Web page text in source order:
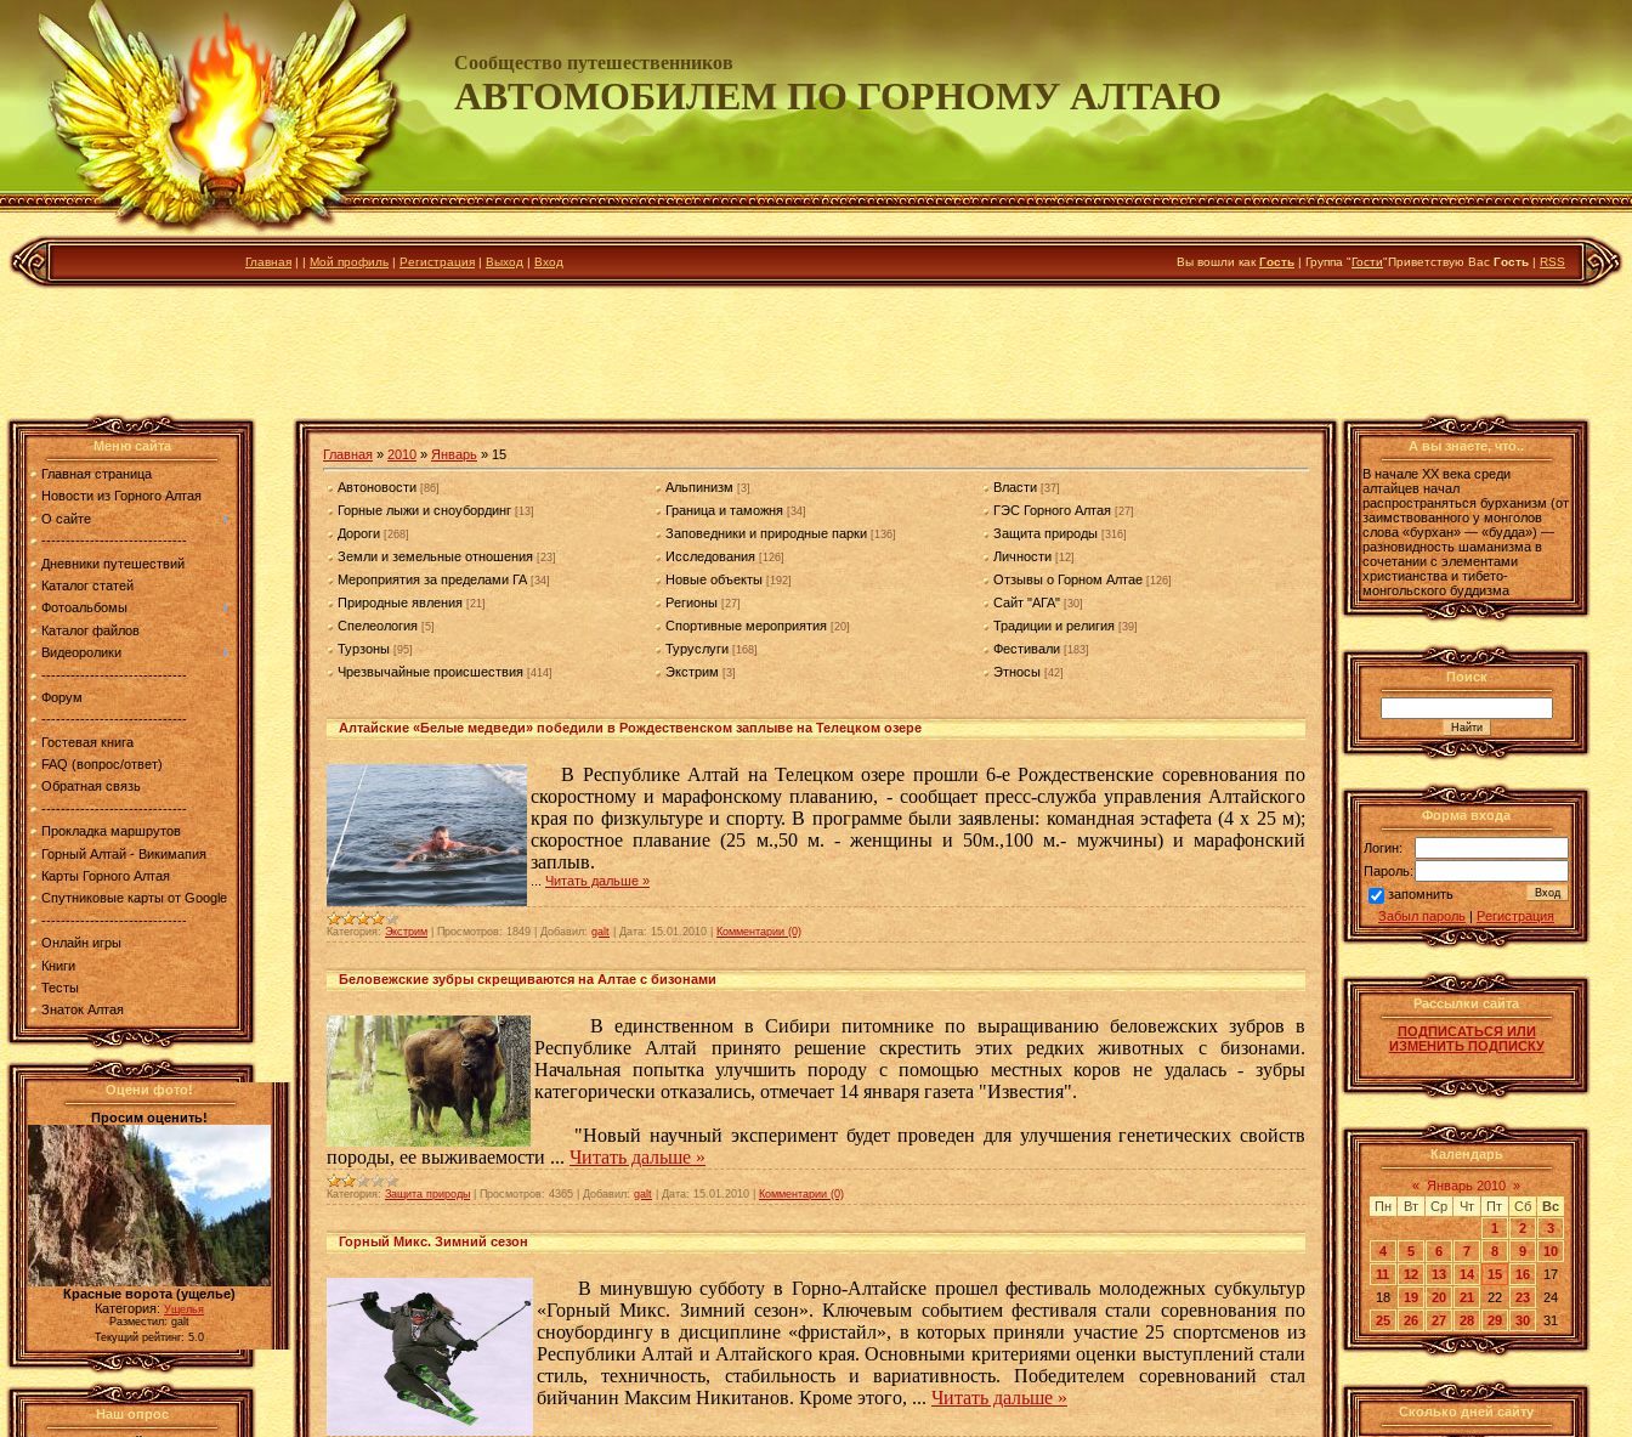
Сообщество путешественников
АВТОМОБИЛЕМ ПО ГОРНОМУ АЛТАЮ
Главная | | Мой профиль | Регистрация | Выход | Вход Вы вошли как Гость | Группа "Гости"Приветствую Вас Гость | RSS
Меню сайта
Главная страница
Новости из Горного Алтая
О сайте
------------------------------
Дневники путешествий
Каталог статей
Фотоальбомы
Каталог файлов
Видеоролики
------------------------------
Форум
------------------------------
Гостевая книга
FAQ (вопрос/ответ)
Обратная связь
------------------------------
Прокладка маршрутов
Горный Алтай - Викимапия
Карты Горного Алтая
Спутниковые карты от Google
------------------------------
Онлайн игры
Книги
Тесты
Знаток Алтая
Оцени фото!
Просим оценить!
Красные ворота (ущелье)
Категория: Ущелья
Разместил: galt
Текущий рейтинг: 5.0
Наш опрос
Главная » 2010 » Январь » 15
Автоновости [86] Альпинизм [3] Власти [37]
Горные лыжи и сноубординг [13] Граница и таможня [34] ГЭС Горного Алтая [27]
Дороги [268] Заповедники и природные парки [136] Защита природы [316]
Земли и земельные отношения [23] Исследования [126] Личности [12]
Мероприятия за пределами ГА [34] Новые объекты [192] Отзывы о Горном Алтае [126]
Природные явления [21] Регионы [27] Сайт "АГА" [30]
Спелеология [5] Спортивные мероприятия [20] Традиции и религия [39]
Турзоны [95] Туруслуги [168] Фестивали [183]
Чрезвычайные происшествия [414] Экстрим [3] Этносы [42]
Алтайские «Белые медведи» победили в Рождественском заплыве на Телецком озере
В Республике Алтай на Телецком озере прошли 6-е Рождественские соревнования по
скоростному и марафонскому плаванию, - сообщает пресс-служба управления Алтайского
края по физкультуре и спорту.В программе были заявлены: командная эстафета (4 х 25 м);
скоростное плавание (25 м.,50 м. - женщины и 50м.,100 м.- мужчины) и марафонский
заплыв.
Читать дальше »
Категория: Экстрим Просмотров: 1849 Добавил: galt Дата: 15.01.2010 Комментарии (0)
Беловежские зубры скрещиваются на Алтае с бизонами
В единственном в Сибири питомнике по выращиванию беловежских зубров в
Республике Алтай принято решение скрестить этих редких животных с бизонами.
Начальная попытка улучшить породу с помощью местных коров не удалась - зубры
категорически отказались, отмечает 14 января газета "Известия".
"Новый научный эксперимент будет проведен для улучшения генетических свойств
породы, ее выживаемости ... Читать дальше »
Категория: Защита природы Просмотров: 4365 Добавил: galt Дата: 15.01.2010 Комментарии (0)
Горный Микс. Зимний сезон
В минувшую субботу в Горно-Алтайске прошел фестиваль молодежных субкультур
«Горный Микс. Зимний сезон». Ключевым событием фестиваля стали соревнования по
сноубордингу в дисциплине «фристайл», в которых приняли участие 25 спортсменов из
Республики Алтай и Алтайского края. Основными критериями оценки выступлений стали
стиль, техничность, стабильность и вариативность. Победителем соревнований стал
бийчанин Максим Никитанов. Кроме этого, ... Читать дальше »
А вы знаете, что..
В начале XX века среди
алтайцев начал
распространяться бурханизм (от
заимствованного у монголов
слова «бурхан» — «будда») —
разновидность шаманизма в
сочетании с элементами
христианства и тибето-
монгольского буддизма
Поиск
Форма входа
Логин:
Пароль:
запомнить
Забыл пароль | Регистрация
Рассылки сайта
ПОДПИСАТЬСЯ ИЛИ
ИЗМЕНИТЬ ПОДПИСКУ
Календарь
« Январь 2010 »
Пн
Вт Ср Чт Пт Сб
Вс
1
2
3
4
5 6 7 8 9
10
11
12 13 14 15 16
17
18
19 20 21 22 23
24
25
26 27 28 29 30 31
Сколько дней сайту